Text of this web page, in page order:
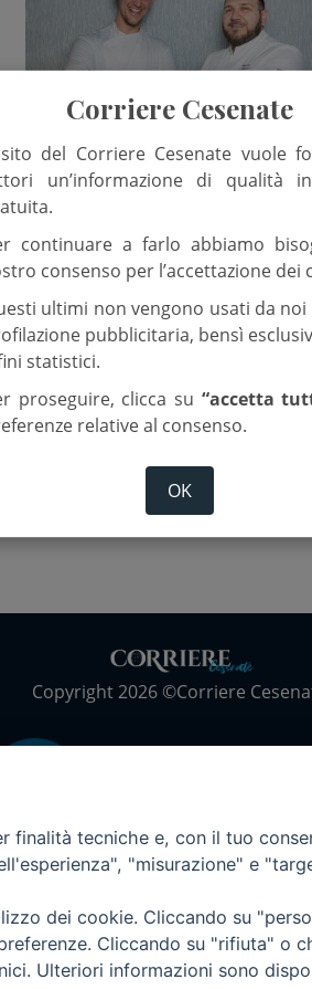
2024
nuovi ristoranti
Copyright 2026 ©Corriere
Corriere Cesenate
del Corriere Cesenate vuole
un’informazione di qualità
continuare a farlo abbiamo
consenso per l’accettazione dei
ultimi non vengono usati da noi
pubblicitaria, bensì
statistici.
proseguire, clicca su “accetta
relative al consenso.
OK
finalità tecniche e, con il tuo
"misurazione" e
dei cookie. Cliccando su
Cliccando su "rifiuta" o
Ulteriori informazioni sono